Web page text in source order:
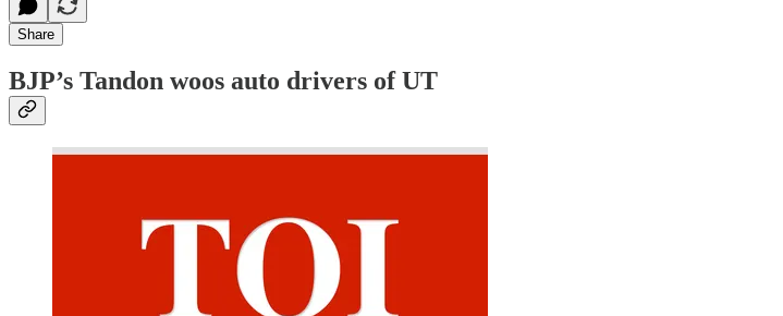
Share
BJP’s Tandon woos auto drivers of UT